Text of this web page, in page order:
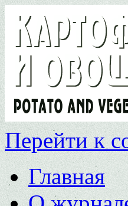
Перейти к
Главная